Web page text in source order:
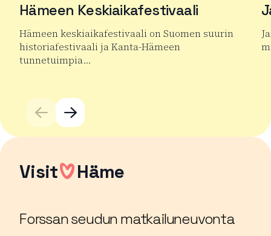
Hämeen Keskiaikafestivaali
Hämeen keskiaikafestivaali on Suomen suurin
historiafestivaali ja Kanta-Hämeen
tunnetuimpia…
Visit Häme
Forssan seudun matkailuneuvonta